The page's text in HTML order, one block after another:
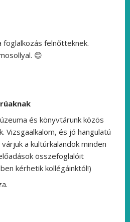
foglalkozás felnőtteknek.
😊
és könyvtárunk közös
Vizsgaalkalom, és jó hangulatú
a kultúrkalandok minden
összefoglalóit
kérhetik kollégáinktól!)